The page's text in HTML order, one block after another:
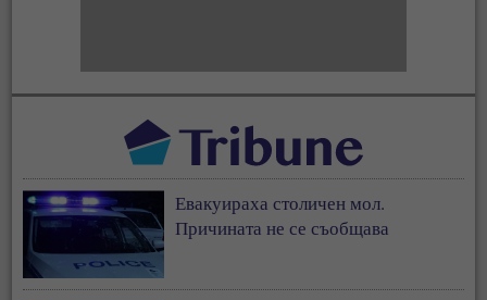
Евакуираха столичен мол.
Причината не се съобщава